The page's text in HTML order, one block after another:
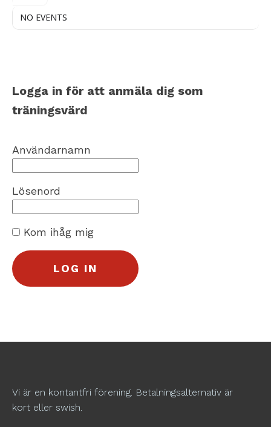
NO EVENTS
Logga in för att anmäla dig som
träningsvärd
Användarnamn
Lösenord
Kom ihåg mig
Vi är en kontantfri förening. Betalningsalternativ är
kort eller swish.